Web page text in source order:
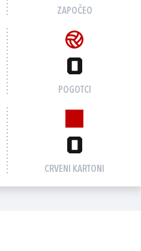
ZAPOČEO
0
POGOTCI
0
CRVENI KARTONI